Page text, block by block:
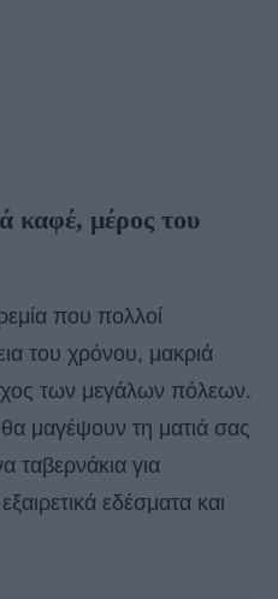
καφέ, μέρος του
που πολλοί
του χρόνου, μακριά
των μεγάλων πόλεων.
μαγέψουν τη ματιά σας
ταβερνάκια για
εδέσματα και